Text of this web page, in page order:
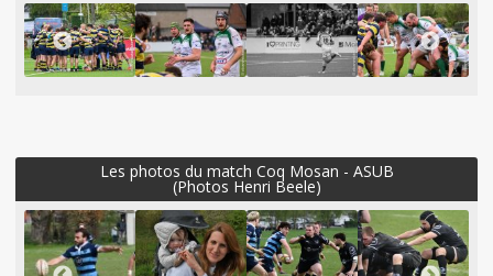
Les photos du match Coq Mosan - ASUB
(Photos Henri Beele)